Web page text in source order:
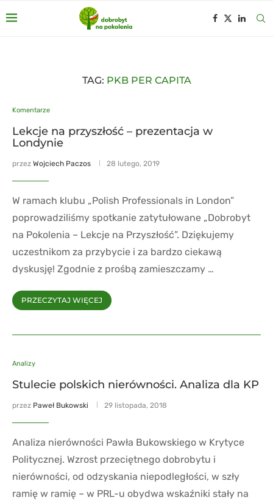
TAG: PKB PER CAPITA
Komentarze
Lekcje na przyszłość – prezentacja w
Londynie
przez Wojciech Paczos 28 lutego, 2019
W ramach klubu „Polish Professionals in London”
poprowadziliśmy spotkanie zatytułowane „Dobrobyt
na Pokolenia – Lekcje na Przyszłość”. Dziękujemy
uczestnikom za przybycie i za bardzo ciekawą
dyskusję! Zgodnie z prośbą zamieszczamy …
PRZECZYTAJ WIĘCEJ
Analizy
Stulecie polskich nierówności. Analiza dla KP
przez Paweł Bukowski 29 listopada, 2018
Analiza nierówności Pawła Bukowskiego w Krytyce
Politycznej. Wzrost przeciętnego dobrobytu i
nierówności, od odzyskania niepodległości, w szły
ramię w ramię – w PRL-u obydwa wskaźniki stały na